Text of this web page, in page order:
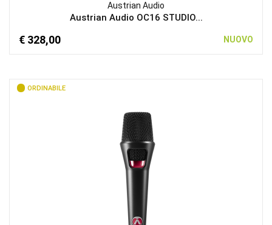
Austrian Audio
Austrian Audio OC16 STUDIO...
€ 328,00 NUOVO
ORDINABILE